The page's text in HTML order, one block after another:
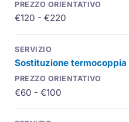
€120 - €220
Sostituzionetermocoppia
€60 - €100